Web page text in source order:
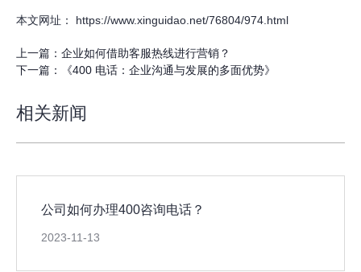
本文网址： https://www.xinguidao.net/76804/974.html
上一篇： 企业如何借助客服热线进行营销？
下一篇：
《400 电话：企业沟通与发展的多面优势》
相关新闻
公司如何办理400咨询电话？
2023-11-13